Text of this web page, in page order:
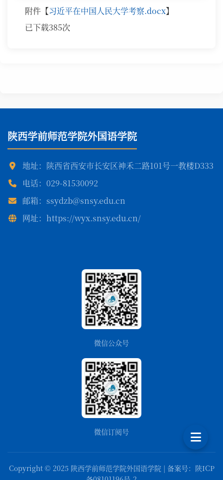
附件【习近平在中国人民大学考察.docx】
已下载385次
陕西学前师范学院外国语学院
地址：陕西省西安市长安区神禾二路101号一教楼D333
电话：029-81530092
邮箱：ssydzb@snsy.edu.cn
网址：https://wyx.snsy.edu.cn/
微信公众号
微信订阅号
Copyright © 2025 陕西学前师范学院外国语学院 | 备案号：陕ICP